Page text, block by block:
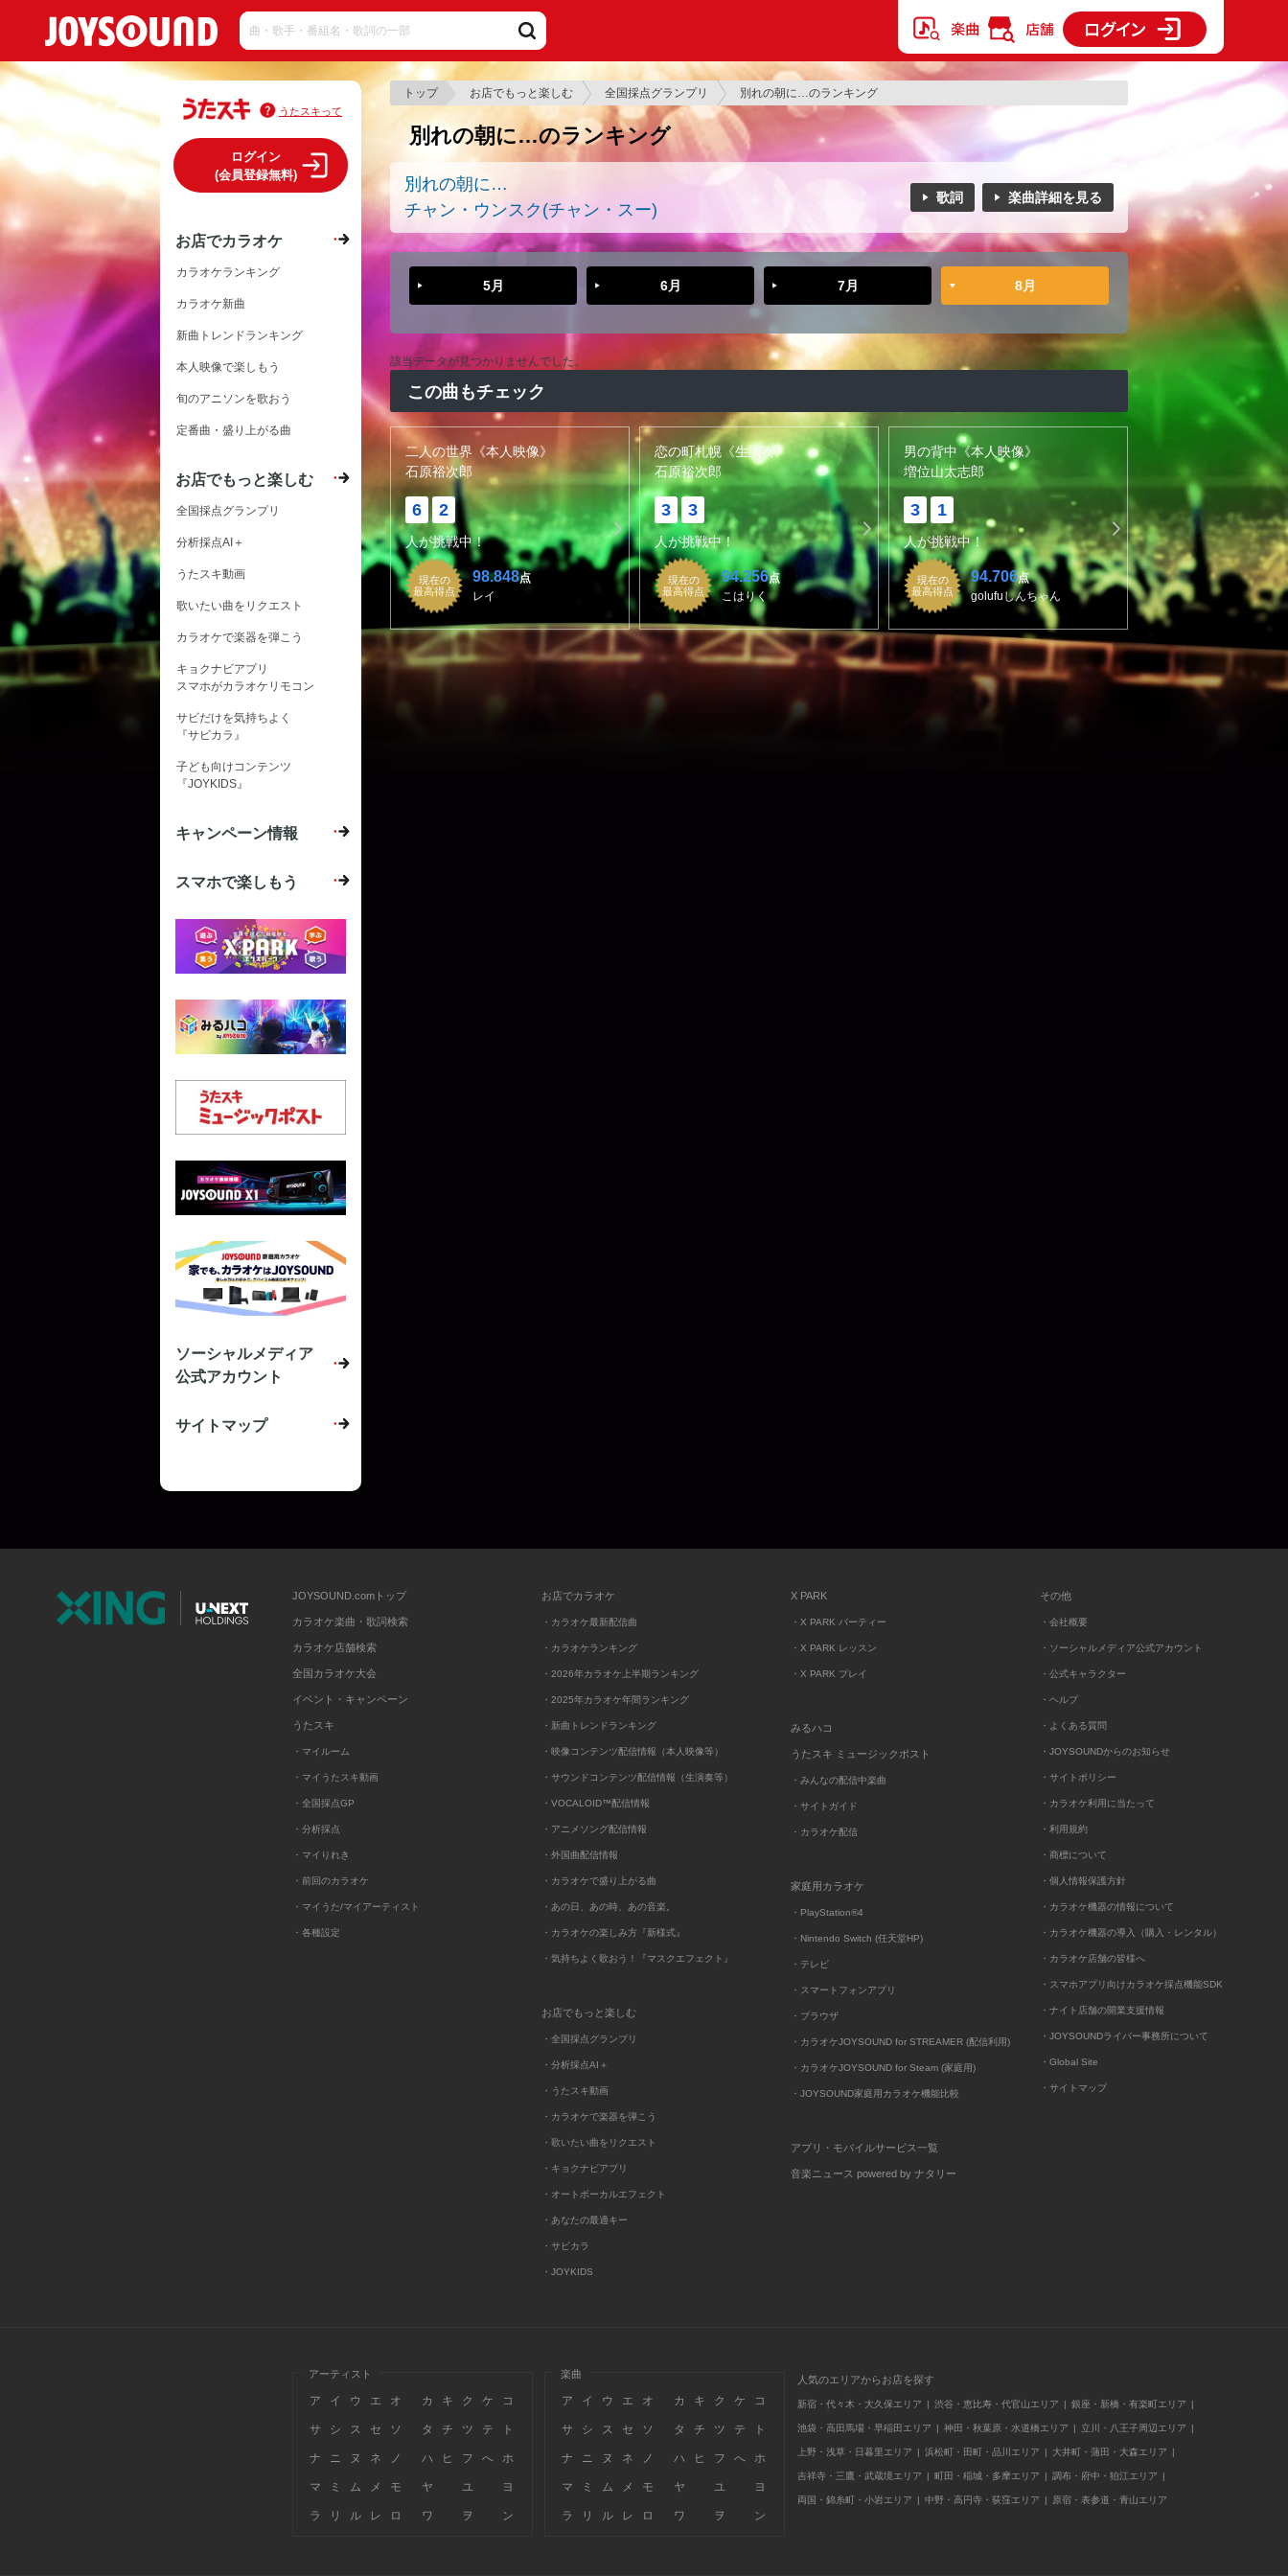
トップ お店でもっと楽しむ 全国採点グランプリ 別れの朝に…のランキング
別れの朝に…のランキング
別れの朝に…
チャン・ウンスク(チャン・スー)
歌詞 楽曲詳細を見る
5月 6月 7月 8月
該当データが見つかりませんでした。
この曲もチェック
二人の世界《本人映像》
石原裕次郎
6 2
人が挑戦中！
現在の
最高得点
98.848点
レイ
恋の町札幌《生演奏》
石原裕次郎
3 3
人が挑戦中！
現在の
最高得点
94.256点
こはりく
男の背中《本人映像》
増位山太志郎
3 1
人が挑戦中！
現在の
最高得点
94.706点
golufuしんちゃん
うたスキって
ログイン
(会員登録無料)
お店でカラオケ
カラオケランキング
カラオケ新曲
新曲トレンドランキング
本人映像で楽しもう
旬のアニソンを歌おう
定番曲・盛り上がる曲
お店でもっと楽しむ
全国採点グランプリ
分析採点AI＋
うたスキ動画
歌いたい曲をリクエスト
カラオケで楽器を弾こう
キョクナビアプリ
スマホがカラオケリモコン
サビだけを気持ちよく
『サビカラ』
子ども向けコンテンツ
『JOYKIDS』
キャンペーン情報
スマホで楽しもう
ソーシャルメディア
公式アカウント
サイトマップ
JOYSOUND.comトップ
カラオケ楽曲・歌詞検索
カラオケ店舗検索
全国カラオケ大会
イベント・キャンペーン
うたスキ
・マイルーム
・マイうたスキ動画
・全国採点GP
・分析採点
・マイりれき
・前回のカラオケ
・マイうた/マイアーティスト
・各種設定
お店でカラオケ
・カラオケ最新配信曲
・カラオケランキング
・2026年カラオケ上半期ランキング
・2025年カラオケ年間ランキング
・新曲トレンドランキング
・映像コンテンツ配信情報（本人映像等）
・サウンドコンテンツ配信情報（生演奏等）
・VOCALOID™配信情報
・アニメソング配信情報
・外国曲配信情報
・カラオケで盛り上がる曲
・あの日、あの時、あの音楽。
・カラオケの楽しみ方『新様式』
・気持ちよく歌おう！『マスクエフェクト』
お店でもっと楽しむ
・全国採点グランプリ
・分析採点AI＋
・うたスキ動画
・カラオケで楽器を弾こう
・歌いたい曲をリクエスト
・キョクナビアプリ
・オートボーカルエフェクト
・あなたの最適キー
・サビカラ
・JOYKIDS
X PARK
・X PARK パーティー
・X PARK レッスン
・X PARK プレイ
みるハコ
うたスキ ミュージックポスト
・みんなの配信中楽曲
・サイトガイド
・カラオケ配信
家庭用カラオケ
・PlayStation®4
・Nintendo Switch (任天堂HP)
・テレビ
・スマートフォンアプリ
・ブラウザ
・カラオケJOYSOUND for STREAMER (配信利用)
・カラオケJOYSOUND for Steam (家庭用)
・JOYSOUND家庭用カラオケ機能比較
アプリ・モバイルサービス一覧
音楽ニュース powered by ナタリー
その他
・会社概要
・ソーシャルメディア公式アカウント
・公式キャラクター
・ヘルプ
・よくある質問
・JOYSOUNDからのお知らせ
・サイトポリシー
・カラオケ利用に当たって
・利用規約
・商標について
・個人情報保護方針
・カラオケ機器の情報について
・カラオケ機器の導入（購入・レンタル）
・カラオケ店舗の皆様へ
・スマホアプリ向けカラオケ採点機能SDK
・ナイト店舗の開業支援情報
・JOYSOUNDライバー事務所について
・Global Site
・サイトマップ
アーティスト
ア イ ウ エ オ カ キ ク ケ コ
サ シ ス セ ソ タ チ ツ テ ト
ナ ニ ヌ ネ ノ ハ ヒ フ へ ホ
マ ミ ム メ モ ヤ ユ ヨ
ラ リ ル レ ロ ワ ヲ ン
楽曲
ア イ ウ エ オ カ キ ク ケ コ
サ シ ス セ ソ タ チ ツ テ ト
ナ ニ ヌ ネ ノ ハ ヒ フ へ ホ
マ ミ ム メ モ ヤ ユ ヨ
ラ リ ル レ ロ ワ ヲ ン
人気のエリアからお店を探す
新宿・代々木・大久保エリア 渋谷・恵比寿・代官山エリア 銀座・新橋・有楽町エリア
池袋・高田馬場・早稲田エリア 神田・秋葉原・水道橋エリア 立川・八王子周辺エリア
上野・浅草・日暮里エリア 浜松町・田町・品川エリア 大井町・蒲田・大森エリア
吉祥寺・三鷹・武蔵境エリア 町田・稲城・多摩エリア 調布・府中・狛江エリア
両国・錦糸町・小岩エリア 中野・高円寺・荻窪エリア 原宿・表参道・青山エリア